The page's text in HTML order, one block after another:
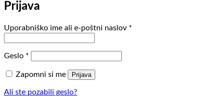
Prijava
Uporabniško ime ali e-poštni naslov *
Geslo *
Zapomni si me Prijava
Ali ste pozabili geslo?